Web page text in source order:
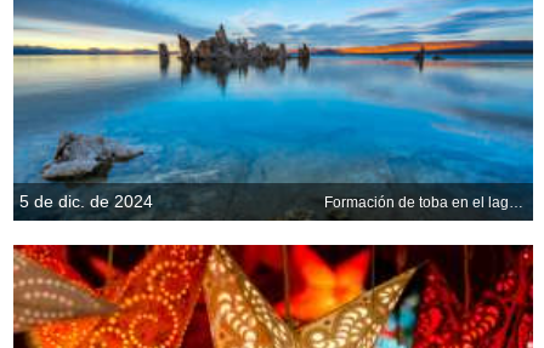
5 de dic. de 2024